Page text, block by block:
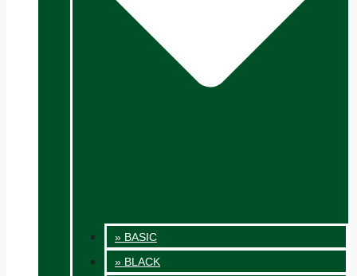
» BASIC
» BLACK